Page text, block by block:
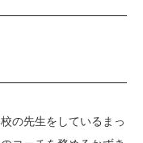
の先生をしているまっ